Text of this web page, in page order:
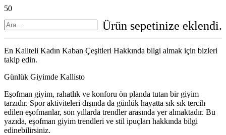
Ürün sepetinize eklendi.
En Kaliteli Kadın Kaban Çeşitleri Hakkında bilgi almak için bizleri
takip edin.
Günlük Giyimde Kallisto
Eşofman giyim, rahatlık ve konforu ön planda tutan bir giyim
tarzıdır. Spor aktiviteleri dışında da günlük hayatta sık sık tercih
edilen eşofmanlar, son yıllarda trendler arasında yer almaktadır. Bu
yazıda, eşofman giyim trendleri ve stil ipuçları hakkında bilgi
edinebilirsiniz.